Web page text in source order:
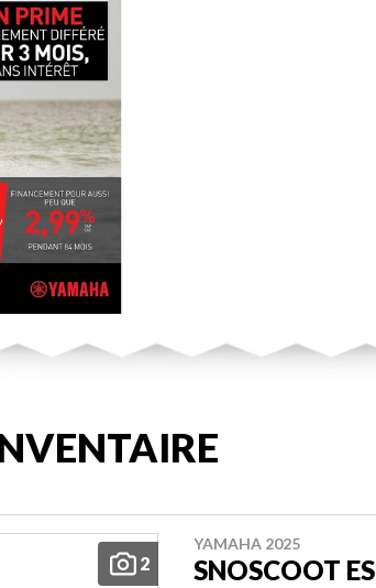
2
YAMAHA 2025
SNOSCOOT ES